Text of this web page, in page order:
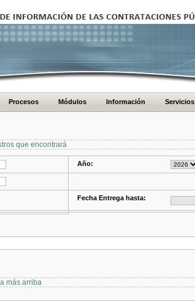
Procesos Módulos Información Servicios
que encontrará
Año:
Fecha Entrega hasta:
más arriba